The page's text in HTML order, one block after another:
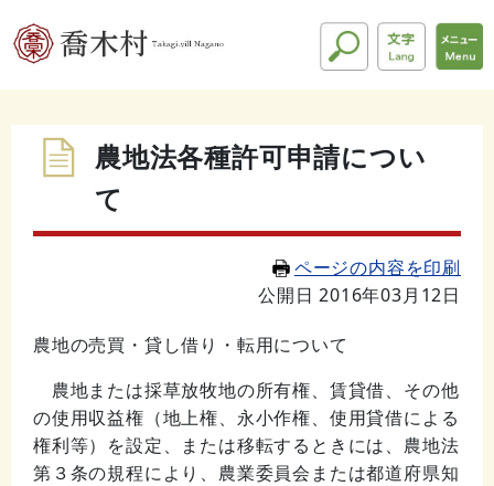
農地法各種許可申請につい
て
ページの内容を印刷
公開日 2016年03月12日
農地の売買・貸し借り・転用について
農地または採草放牧地の所有権、賃貸借、その他
の使用収益権（地上権、永小作権、使用貸借による
権利等）を設定、または移転するときには、農地法
第３条の規程により、農業委員会または都道府県知